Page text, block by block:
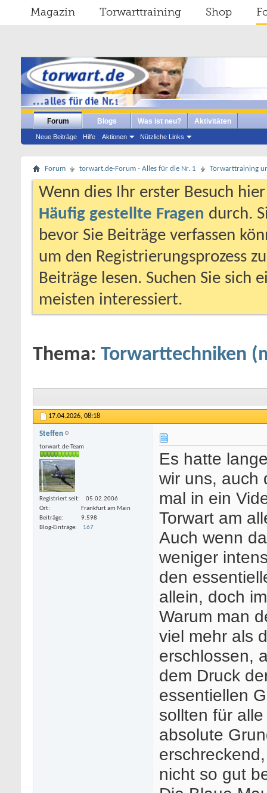
Magazin Torwarttraining Shop
Forum
Neue Beiträge Hilfe Aktionen Nützliche Links
Blogs Was ist neu? Aktivitäten
Forum torwart.de-Forum - Alles für die Nr. 1 Torwarttraining
Wenn dies Ihr erster Besuch
Häufig gestellte Fragen durch.
bevor Sie Beiträge verfassen
um den Registrierungsprozess
Beiträge lesen. Suchen Sie sich
meisten interessiert.
Thema: Torwarttechniken
17.04.2026, 08:18
Steffen
torwart.de-Team
Registriert seit
05.02.2006
Ort
Frankfurt am Main
Beiträge
9.598
Blog-Einträge
167
Es hatte
wir uns, auch
mal in ein
Torwart am
Auch wenn
weniger
den
allein, doch
Warum man
viel mehr als
erschlossen,
dem Druck
essentiellen
sollten für
absolute
nicht so gut